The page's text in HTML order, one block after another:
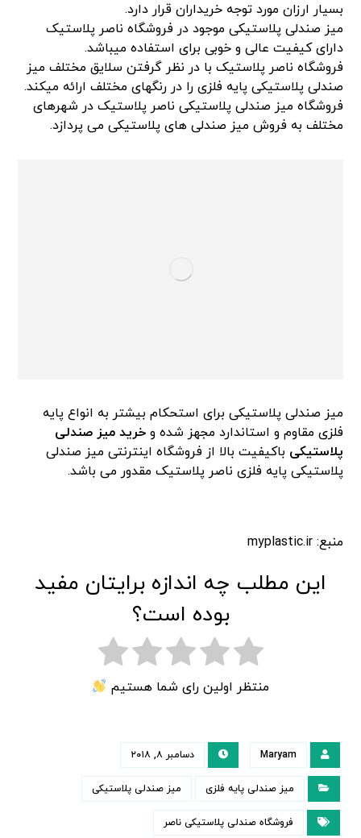
بسیار ارزان مورد توجه خریداران قرار دارد.
میز صندلی پلاستیکی موجود در فروشگاه ناصر پلاستیک
دارای کیفیت عالی و خوبی برای استفاده میباشد.
فروشگاه ناصر پلاستیک با در نظر گرفتن سلایق مختلف میز
صندلی پلاستیکی پایه فلزی را در رنگهای مختلف ارائه میکند.
فروشگاه میز صندلی پلاستیکی ناصر پلاستیک در شهرهای
مختلف به فروش میز صندلی های پلاستیکی می پردازد.
میز صندلی پلاستیکی برای استحکام بیشتر به انواع پایه
فلزی مقاوم و استاندارد مجهز شده وخرید میز صندلی
پلاستیکی باکیفیت بالا از فروشگاه اینترنتی میز صندلی
پلاستیکی پایه فلزی ناصر پلاستیک مقدور می باشد.
منبع: myplastic.ir
این مطلب چه اندازه برایتان مفید
بوده است؟
منتظر اولین رای شما هستیم
Maryam دسامبر ۸, ۲۰۱۸
میز صندلی پایه فلزی میز صندلی پلاستیکی
فروشگاه صندلی پلاستیکی ناصر